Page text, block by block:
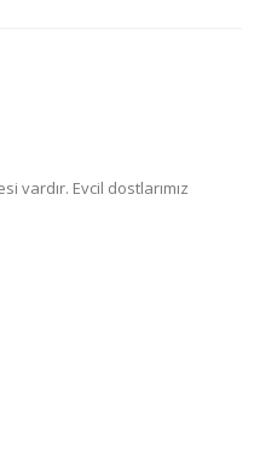
vardır. Evcil dostlarımız